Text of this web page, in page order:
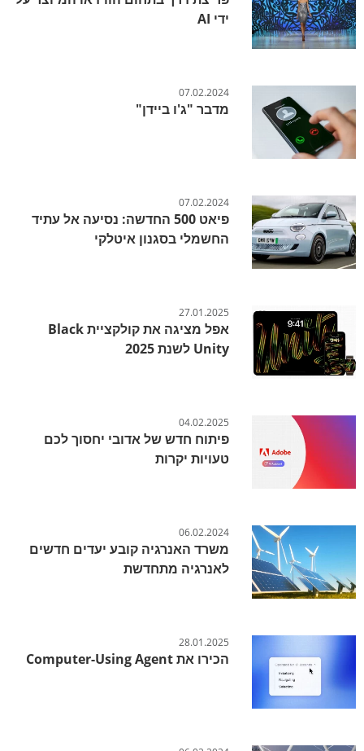
ידי AI
07.02.2024
מדבר "ג'ו ביידן"
07.02.2024
פיאט 500 החדשה: נסיעה אל עתיד
החשמלי בסגנון איטלקי
27.01.2025
אפל מציגה את קולקציית Black
Unity לשנת 2025
04.02.2025
פיתוח חדש של אדובי יחסוך לכם
טעויות יקרות
06.02.2024
משרד האנרגיה קובע יעדים חדשים
לאנרגיה מתחדשת
28.01.2025
הכירו את Computer-Using Agent